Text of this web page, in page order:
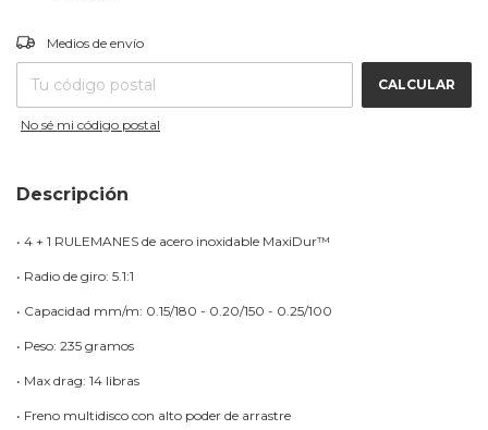
Entregas para el CP:
Medios de envío
CALCULAR
No sé mi código postal
Descripción
• 4 + 1 RULEMANES de acero inoxidable MaxiDur™
• Radio de giro: 5.1:1
• Capacidad mm/m: 0.15/180 - 0.20/150 - 0.25/100
• Peso: 235 gramos
• Max drag: 14 libras
• Freno multidisco con alto poder de arrastre